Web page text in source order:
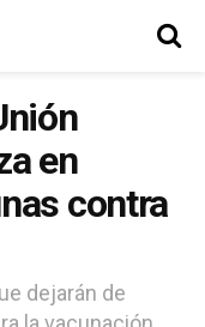
en
contra
dejarán de